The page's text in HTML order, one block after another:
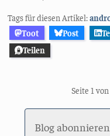
Tags für diesen Artikel:
Toot
Post
Teilen
Seite 1
Blog abonnieren